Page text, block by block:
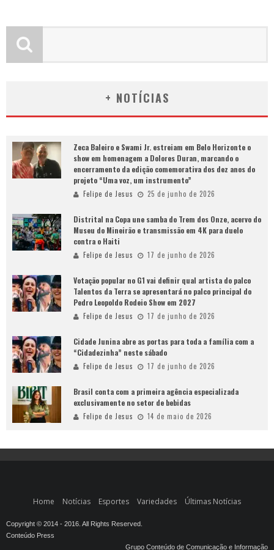
+ NOTÍCIAS
Zeca Baleiro e Swami Jr. estreiam em Belo Horizonte o
show em homenagem a Dolores Duran, marcando o
encerramento da edição comemorativa dos dez anos do
projeto “Uma voz, um instrumento”
Felipe de Jesus 25 de junho de 2026
Distrital na Copa une samba do Trem dos Onze, acervo do
Museu do Mineirão e transmissão em 4K para duelo
contra o Haiti
Felipe de Jesus 17 de junho de 2026
Votação popular no G1 vai definir qual artista do palco
Talentos da Terra se apresentará no palco principal do
Pedro Leopoldo Rodeio Show em 2027
Felipe de Jesus 17 de junho de 2026
Cidade Junina abre as portas para toda a família com a
“Cidadezinha” neste sábado
Felipe de Jesus 17 de junho de 2026
Brasil conta com a primeira agência especializada
exclusivamente no setor de bebidas
Felipe de Jesus 14 de maio de 2026
Home Notícias Esportes Variedades Últimas Notícias
Copyright © 2014 - 2016. All Rights Reserved.
Conteúdo Press
Grupo Conteúdo de Comunicação e Informação